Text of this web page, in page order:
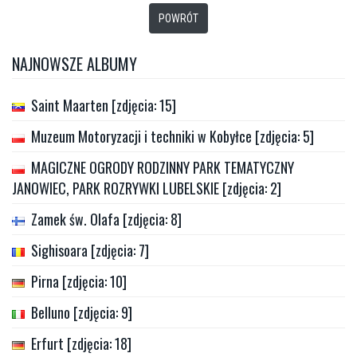
POWRÓT
NAJNOWSZE ALBUMY
Saint Maarten [zdjęcia: 15]
Muzeum Motoryzacji i techniki w Kobyłce [zdjęcia: 5]
MAGICZNE OGRODY RODZINNY PARK TEMATYCZNY
JANOWIEC, PARK ROZRYWKI LUBELSKIE [zdjęcia: 2]
Zamek św. Olafa [zdjęcia: 8]
Sighisoara [zdjęcia: 7]
Pirna [zdjęcia: 10]
Belluno [zdjęcia: 9]
Erfurt [zdjęcia: 18]